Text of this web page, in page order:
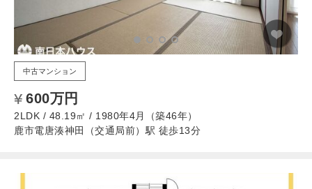
中古マンション
600万円
2LDK / 48.19㎡ / 1980年4月（築46年）
鹿市電唐湊神田（交通局前）駅 徒歩13分